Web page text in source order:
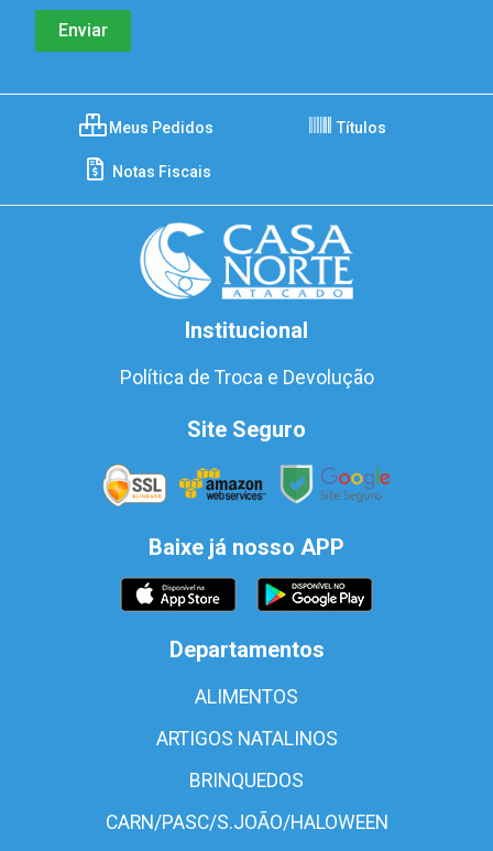
Meus Pedidos Títulos
Notas Fiscais
Institucional
Política de Troca e Devolução
Site Seguro
Baixe já nosso APP
Departamentos
ALIMENTOS
ARTIGOS NATALINOS
BRINQUEDOS
CARN/PASC/S.JOÃO/HALOWEEN